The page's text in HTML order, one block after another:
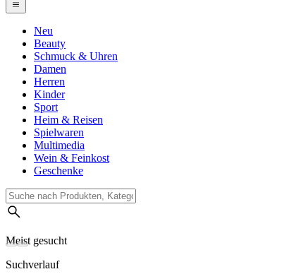
Neu
Beauty
Schmuck & Uhren
Damen
Herren
Kinder
Sport
Heim & Reisen
Spielwaren
Multimedia
Wein & Feinkost
Geschenke
Meist gesucht
Suchverlauf